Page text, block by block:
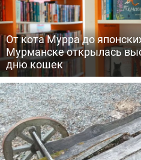
От кота Мурра до
Мурманске открылась
дню кошек